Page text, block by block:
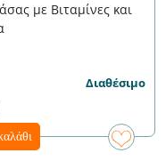
με Βιταμίνες και
Διαθέσιμο